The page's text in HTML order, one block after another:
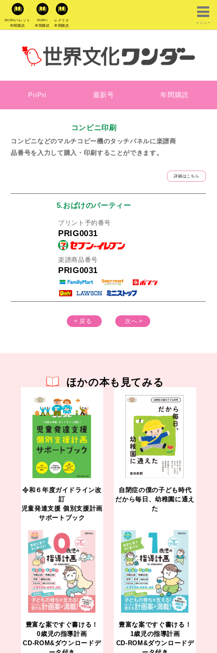
PriPriパレット
年間購読
PriPri
年間購読
レクリエ
年間購読
メニュー
PriPri 最新号 年間購読
コンビニ印刷
コンビニなどのマルチコピー機のタッチパネルに楽譜商
品番号を入力して購入・印刷することができます。
詳細はこちら
5.おばけのパーティー
プリント予約番号
PRIG0031
楽譜商品番号
PRIG0031
< 戻る 次へ >
ほかの本も見てみる
令和６年度ガイドライン改
訂
児童発達支援 個別支援計画
サポートブック
自閉症の僕の子ども時代
だから毎日、幼稚園に通え
た
豊富な案ですぐ書ける！
0歳児の指導計画
CD-ROM&ダウンロードデ
豊富な案ですぐ書ける！
1歳児の指導計画
CD-ROM&ダウンロードデ